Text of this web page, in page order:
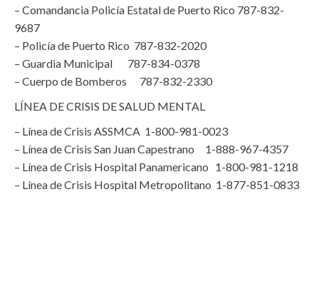
– Comandancia Policía Estatal de Puerto Rico 787-832-
9687
– Policía de Puerto Rico 787-832-2020
– Guardia Municipal 787-834-0378
– Cuerpo de Bomberos 787-832-2330
LÍNEA DE CRISIS DE SALUD MENTAL
– Línea de Crisis ASSMCA 1-800-981-0023
– Línea de Crisis San Juan Capestrano 1-888-967-4357
– Línea de Crisis Hospital Panamericano 1-800-981-1218
– Línea de Crisis Hospital Metropolitano 1-877-851-0833